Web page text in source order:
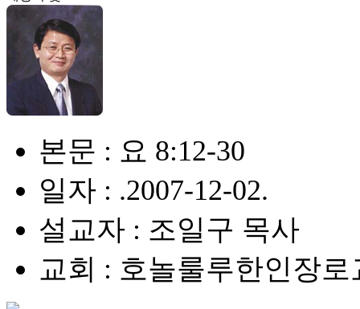
본문 : 요 8:12-30
일자 : .2007-12-02.
설교자 : 조일구 목사
교회 : 호놀룰루한인장로